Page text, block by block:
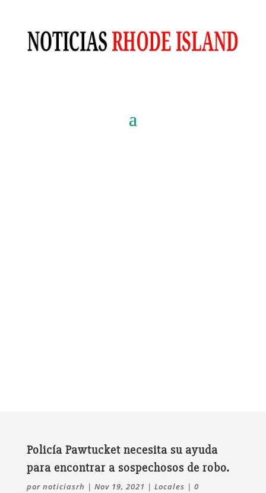
Policía Pawtucket necesita su ayuda
para encontrar a sospechosos de robo.
por noticiasrh | Nov 19, 2021 | Locales | 0